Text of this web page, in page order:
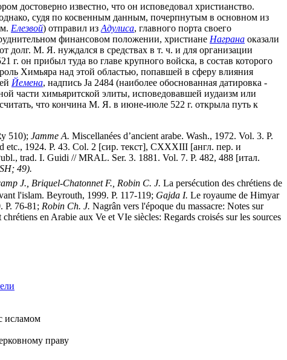
достоверно известно, что он исповедовал христианство.
судя по косвенным данным, почерпнутым в основном из
Елезвой) отправил из Адулиса, главного порта своего
финансовом положении, христиане Награна оказали
долг. М. Я. нуждался в средствах в т. ч. и для организации
он прибыл туда во главе крупного войска, в состав которого
Химьяра над этой областью, попавшей в сферу влияния
Йемена, надпись Ja 2484 (наиболее обоснованная датировка -
части химьяритской элиты, исповедовавшей иудаизм или
что кончина М. Я. в июне-июле 522 г. открыла путь к
510); Jamme A. Miscellanées d’ancient arabe. Wash., 1972. Vol. 3. P.
1924. P. 43. Col. 2 [сир. текст], CXXXIII [англ. пер. и
trad. I. Guidi // MRAL. Ser. 3. 1881. Vol. 7. P. 482, 488 [итал.
49).
J., Briquel-Chatonnet F., Robin C. J. La persécution des chrétiens de
l'islam. Beyrouth, 1999. P. 117-119; Gajda I. Le royaume de Himyar
P. 76-81; Robin Ch. J. Nagrân vers l'époque du massacre: Notes sur
en Arabie aux Ve et VIe siècles: Regards croisés sur les sources
исламом
праву